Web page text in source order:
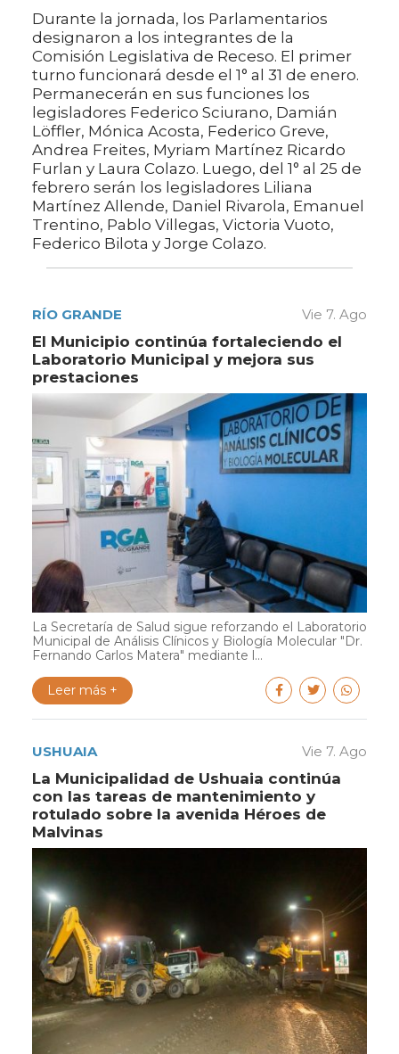
Durante la jornada, los Parlamentarios
designaron a los integrantes de la
Comisión Legislativa de Receso. El primer
turno funcionará desde el 1° al 31 de enero.
Permanecerán en sus funciones los
legisladores Federico Sciurano, Damián
Löffler, Mónica Acosta, Federico Greve,
Andrea Freites, Myriam Martínez Ricardo
Furlan y Laura Colazo. Luego, del 1° al 25 de
febrero serán los legisladores Liliana
Martínez Allende, Daniel Rivarola, Emanuel
Trentino, Pablo Villegas, Victoria Vuoto,
Federico Bilota y Jorge Colazo.
RÍO GRANDE Vie 7. Ago
El Municipio continúa fortaleciendo el
Laboratorio Municipal y mejora sus
prestaciones
La Secretaría de Salud sigue reforzando el Laboratorio
Municipal de Análisis Clínicos y Biología Molecular "Dr.
Fernando Carlos Matera" mediante l...
Leer más +
USHUAIA Vie 7. Ago
La Municipalidad de Ushuaia continúa
con las tareas de mantenimiento y
rotulado sobre la avenida Héroes de
Malvinas